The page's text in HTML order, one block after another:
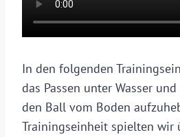
In den folgenden
das Passen unter Wasser
den Ball vom Boden
Trainingseinheit spielten wir